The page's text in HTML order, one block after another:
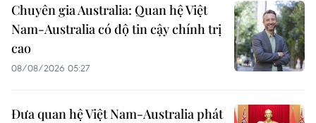
Chuyên gia Australia: Quan hệ Việt
Nam-Australia có độ tin cậy chính trị
cao
08/08/2026 05:27
Đưa quan hệ Việt Nam-Australia phát